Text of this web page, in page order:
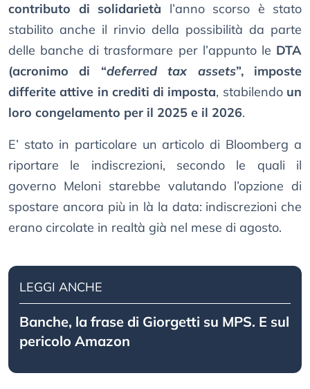
contributo di solidarietà l’anno scorso è stato
stabilito anche il rinvio della possibilità da parte
delle banche di trasformare per l’appunto le DTA
(acronimo di “deferred tax assets”, imposte
differite attive in crediti di imposta, stabilendo un
loro congelamento per il 2025 e il 2026.
E’ stato in particolare un articolo di Bloomberg a
riportare le indiscrezioni, secondo le quali il
governo Meloni starebbe valutando l’opzione di
spostare ancora più in là la data: indiscrezioni che
erano circolate in realtà già nel mese di agosto.
LEGGI ANCHE
Banche, la frase di Giorgetti su MPS. E sul
pericolo Amazon